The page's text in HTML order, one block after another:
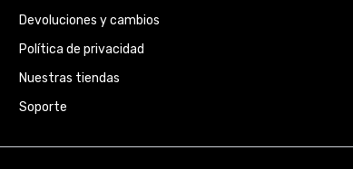
Devoluciones y cambios
Política de privacidad
Nuestras tiendas
Soporte